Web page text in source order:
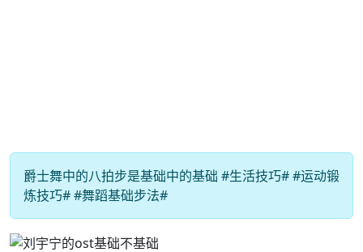
爵士舞中的八拍步是基础中的基础 #生活技巧# #运动锻
炼技巧# #舞蹈基础步法#